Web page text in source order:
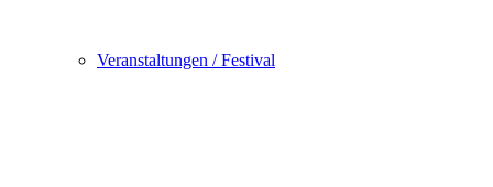
Veranstaltungen / Festival